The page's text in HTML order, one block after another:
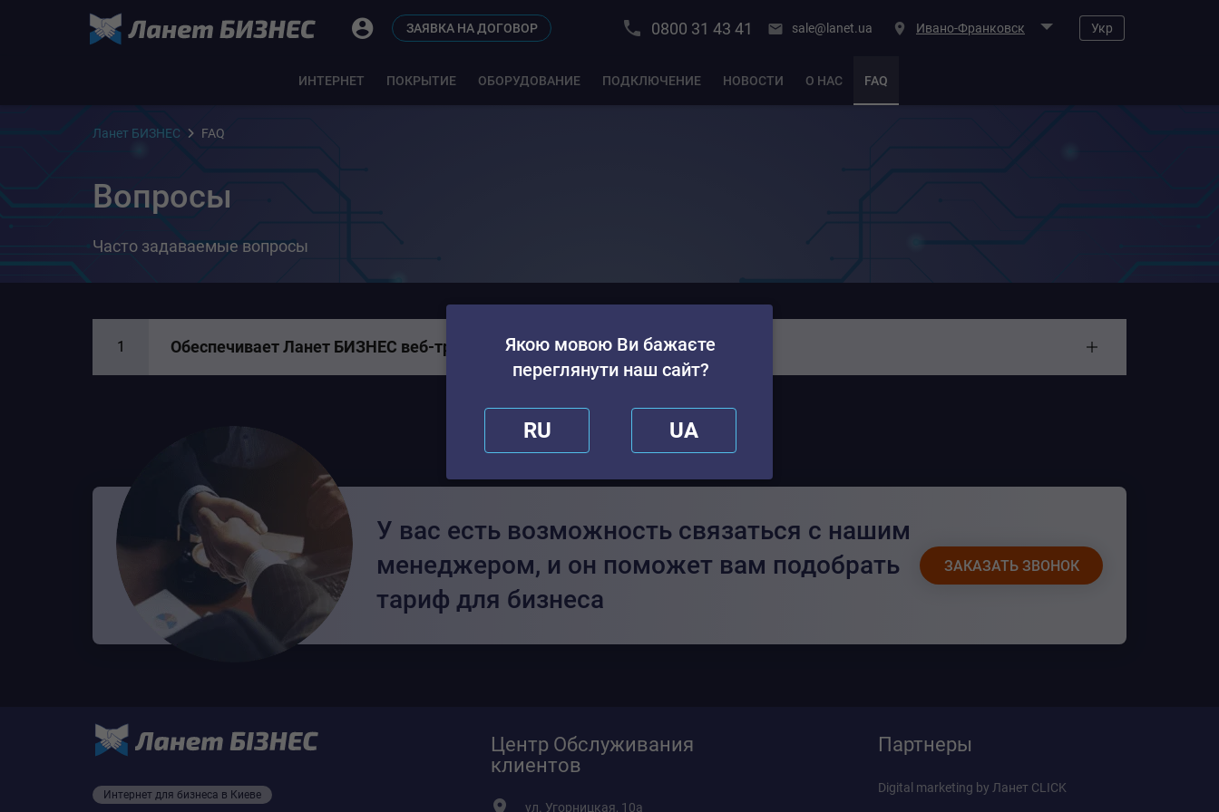
Якою мовою Ви бажаєте
переглянути наш сайт?
RU UA
ЗАЯВКА НА ДОГОВОР 0800 31 43 41 sale@lanet.ua Ивано-Франковск Укр
ИНТЕРНЕТ ПОКРЫТИЕ ОБОРУДОВАНИЕ ПОДКЛЮЧЕНИЕ НОВОСТИ О НАС FAQ
Ланет БИЗНЕС FAQ
Вопросы
Часто задаваемые вопросы
1 Обеспечивает Ланет БИЗНЕС веб-трансляции?
У вас есть возможность связаться с нашим
менеджером, и он поможет вам подобрать
тариф для бизнеса
ЗАКАЗАТЬ ЗВОНОК
Интернет для бизнеса в Киеве
Центр Обслуживания
клиентов
ул. Угорницкая, 10а
Партнеры
Digital marketing by Ланет CLICK